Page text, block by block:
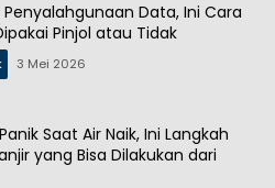
Data, Ini Cara
Pinjol atau Tidak
3 Mei 2026
Saat Air Naik, Ini Langkah
yang Bisa Dilakukan dari